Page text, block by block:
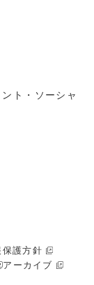
ト・ソーシャ
護方針
アーカイブ